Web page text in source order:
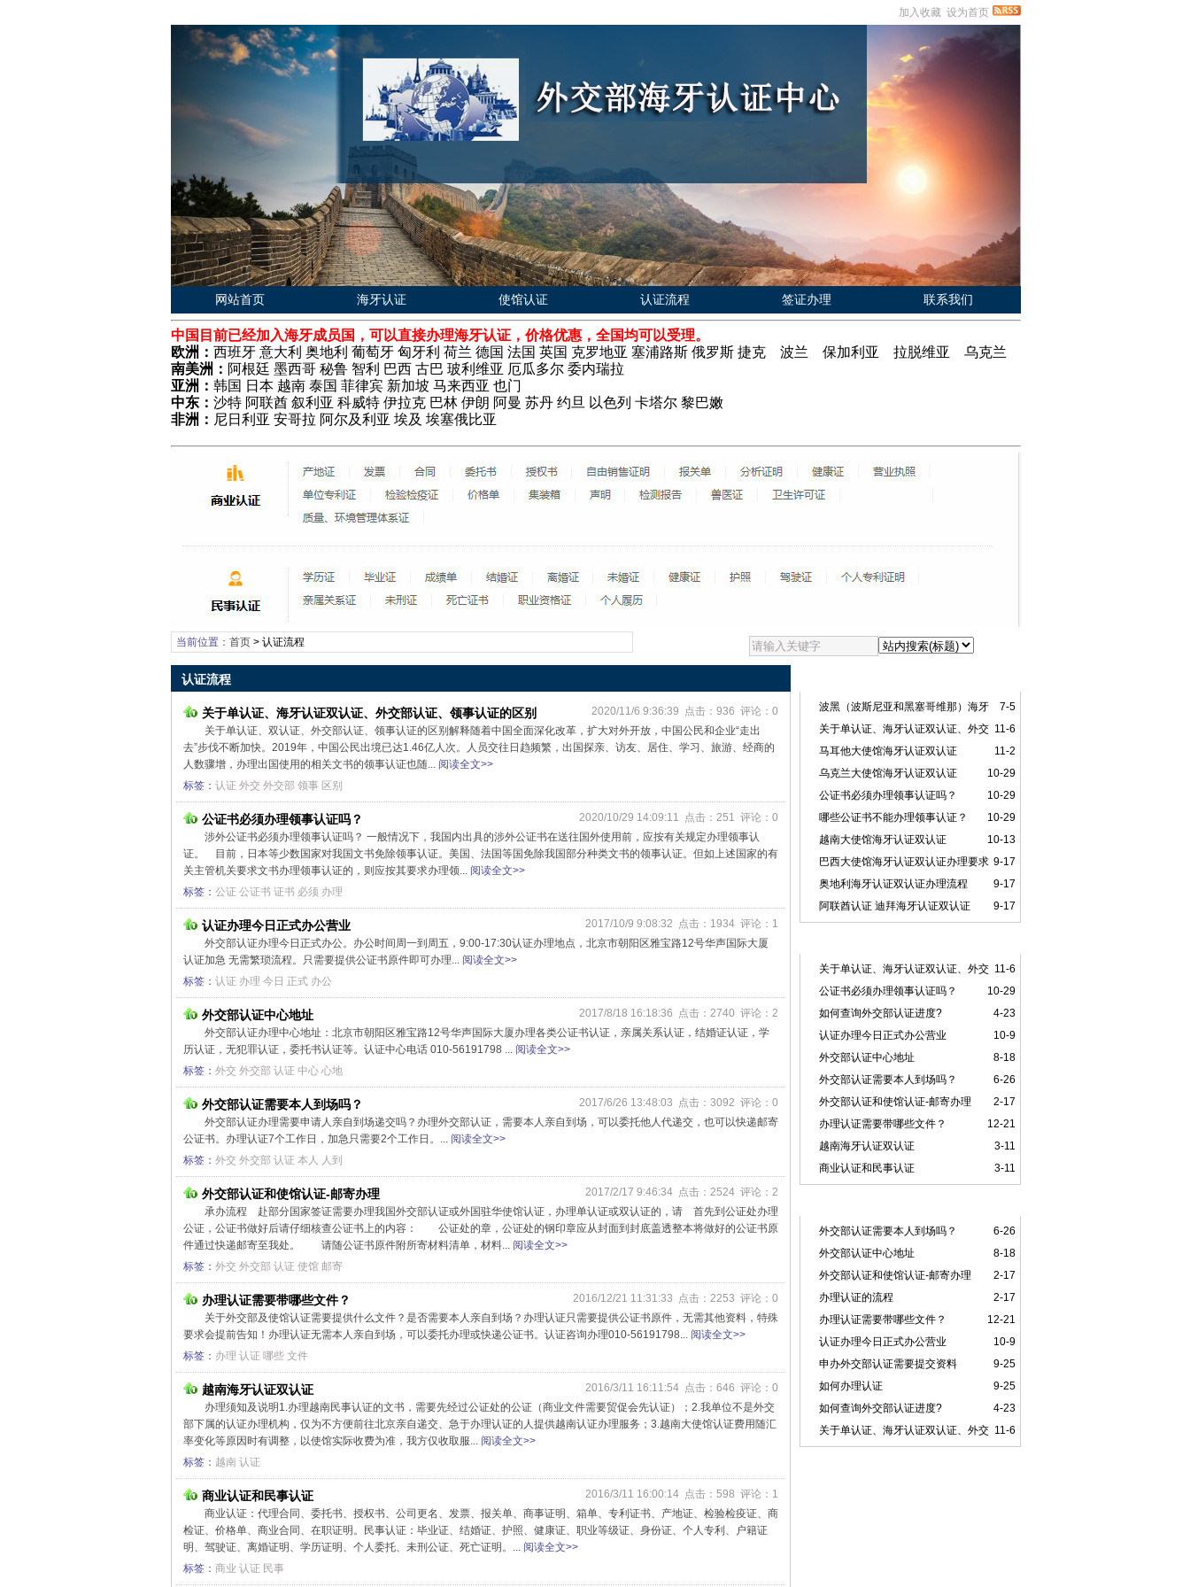
加入收藏 设为首页
网站首页 海牙认证 使馆认证 认证流程 签证办理 联系我们
中国目前已经加入海牙成员国，可以直接办理海牙认证，价格优惠，全国均可以受理。
欧洲： 西班牙 意大利 奥地利 葡萄牙 匈牙利 荷兰 德国 法国 英国 克罗地亚 塞浦路斯 俄罗斯 捷克 波兰 保加利亚 拉脱维亚 乌克兰
南美洲： 阿根廷 墨西哥 秘鲁 智利 巴西 古巴 玻利维亚 厄瓜多尔 委内瑞拉
亚洲： 韩国 日本 越南 泰国 菲律宾 新加坡 马来西亚 也门
中东： 沙特 阿联酋 叙利亚 科威特 伊拉克 巴林 伊朗 阿曼 苏丹 约旦 以色列 卡塔尔 黎巴嫩
非洲： 尼日利亚 安哥拉 阿尔及利亚 埃及 埃塞俄比亚
当前位置： 首页> 认证流程
认证流程
2020/11/6 9:36:39 点击：936 评论：0
关于单认证、海牙认证双认证、外交部认证、领事认证的区别
关于单认证、双认证、外交部认证、领事认证的区别解释随着中国全面深化改革，扩大对外开放，中国公民和企业“走出
去”步伐不断加快。2019年，中国公民出境已达1.46亿人次。人员交往日趋频繁，出国探亲、访友、居住、学习、旅游、经商的
人数骤增，办理出国使用的相关文书的领事认证也随... 阅读全文>>
标签： 认证 外交 外交部 领事 区别
2020/10/29 14:09:11 点击：251 评论：0
公证书必须办理领事认证吗？
涉外公证书必须办理领事认证吗？ 一般情况下，我国内出具的涉外公证书在送往国外使用前，应按有关规定办理领事认
证。 目前，日本等少数国家对我国文书免除领事认证。美国、法国等国免除我国部分种类文书的领事认证。但如上述国家的有
关主管机关要求文书办理领事认证的，则应按其要求办理领... 阅读全文>>
标签： 公证 公证书 证书 必须 办理
2017/10/9 9:08:32 点击：1934 评论：1
认证办理今日正式办公营业
外交部认证办理今日正式办公。办公时间周一到周五，9:00-17:30认证办理地点，北京市朝阳区雅宝路12号华声国际大厦
认证加急 无需繁琐流程。只需要提供公证书原件即可办理... 阅读全文>>
标签： 认证 办理 今日 正式 办公
2017/8/18 16:18:36 点击：2740 评论：2
外交部认证中心地址
外交部认证办理中心地址：北京市朝阳区雅宝路12号华声国际大厦办理各类公证书认证，亲属关系认证，结婚证认证，学
历认证，无犯罪认证，委托书认证等。认证中心电话 010-56191798 ... 阅读全文>>
标签： 外交 外交部 认证 中心 心地
2017/6/26 13:48:03 点击：3092 评论：0
外交部认证需要本人到场吗？
外交部认证办理需要申请人亲自到场递交吗？办理外交部认证，需要本人亲自到场，可以委托他人代递交，也可以快递邮寄
公证书。办理认证7个工作日，加急只需要2个工作日。... 阅读全文>>
标签： 外交 外交部 认证 本人 人到
2017/2/17 9:46:34 点击：2524 评论：2
外交部认证和使馆认证-邮寄办理
承办流程 赴部分国家签证需要办理我国外交部认证或外国驻华使馆认证，办理单认证或双认证的，请 首先到公证处办理
公证，公证书做好后请仔细核查公证书上的内容： 公证处的章，公证处的钢印章应从封面到封底盖透整本将做好的公证书原
件通过快递邮寄至我处。 请随公证书原件附所寄材料清单，材料... 阅读全文>>
标签： 外交 外交部 认证 使馆 邮寄
2016/12/21 11:31:33 点击：2253 评论：0
办理认证需要带哪些文件？
关于外交部及使馆认证需要提供什么文件？是否需要本人亲自到场？办理认证只需要提供公证书原件，无需其他资料，特殊
要求会提前告知！办理认证无需本人亲自到场，可以委托办理或快递公证书。认证咨询办理010-56191798... 阅读全文>>
标签： 办理 认证 哪些 文件
2016/3/11 16:11:54 点击：646 评论：0
越南海牙认证双认证
办理须知及说明1.办理越南民事认证的文书，需要先经过公证处的公证（商业文件需要贸促会先认证）；2.我单位不是外交
部下属的认证办理机构，仅为不方便前往北京亲自递交、急于办理认证的人提供越南认证办理服务；3.越南大使馆认证费用随汇
率变化等原因时有调整，以使馆实际收费为准，我方仅收取服... 阅读全文>>
标签： 越南 认证
2016/3/11 16:00:14 点击：598 评论：1
商业认证和民事认证
商业认证：代理合同、委托书、授权书、公司更名、发票、报关单、商事证明、箱单、专利证书、产地证、检验检疫证、商
检证、价格单、商业合同、在职证明。民事认证：毕业证、结婚证、护照、健康证、职业等级证、身份证、个人专利、户籍证
明、驾驶证、离婚证明、学历证明、个人委托、未刑公证、死亡证明。... 阅读全文>>
标签： 商业 认证 民事
7-5
波黑（波斯尼亚和黑塞哥维那）海牙
认证双认证
11-6
关于单认证、海牙认证双认证、外交
部认证、领事认证的区别
11-2
马耳他大使馆海牙认证双认证
10-29
乌克兰大使馆海牙认证双认证
10-29
公证书必须办理领事认证吗？
10-29
哪些公证书不能办理领事认证？
10-13
越南大使馆海牙认证双认证
9-17
巴西大使馆海牙认证双认证办理要求
9-17
奥地利海牙认证双认证办理流程
9-17
阿联酋认证 迪拜海牙认证双认证
11-6
关于单认证、海牙认证双认证、外交
部认证、领事认证的区别
10-29
公证书必须办理领事认证吗？
4-23
如何查询外交部认证进度?
10-9
认证办理今日正式办公营业
8-18
外交部认证中心地址
6-26
外交部认证需要本人到场吗？
2-17
外交部认证和使馆认证-邮寄办理
12-21
办理认证需要带哪些文件？
3-11
越南海牙认证双认证
3-11
商业认证和民事认证
6-26
外交部认证需要本人到场吗？
8-18
外交部认证中心地址
2-17
外交部认证和使馆认证-邮寄办理
2-17
办理认证的流程
12-21
办理认证需要带哪些文件？
10-9
认证办理今日正式办公营业
9-25
申办外交部认证需要提交资料
9-25
如何办理认证
4-23
如何查询外交部认证进度?
11-6
关于单认证、海牙认证双认证、外交